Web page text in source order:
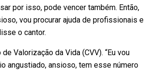
por isso, pode vencer também. Então,
vou procurar ajuda de profissionais e
o cantor.
Valorização da Vida (CVV). “Eu vou
angustiado, ansioso, tem esse número